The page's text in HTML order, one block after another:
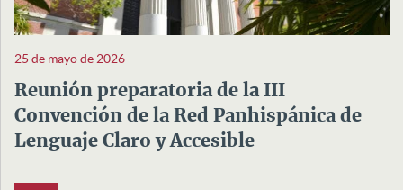
25 de mayo de 2026
Reunión preparatoria de la III
Convención de la Red Panhispánica de
Lenguaje Claro y Accesible